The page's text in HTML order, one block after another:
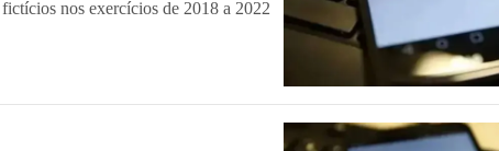
nos exercícios de 2018 a 2022